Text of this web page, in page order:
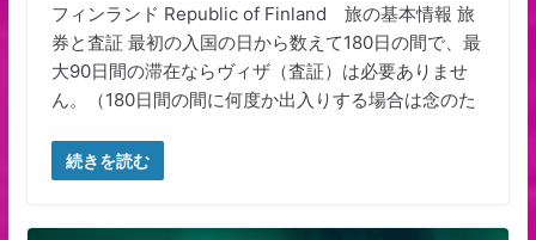
フィンランド Republic of Finland 旅の基本情報 旅
券と査証 最初の入国の日から数えて180日の間で、最
大90日間の滞在ならヴィザ（査証）は必要ありませ
ん。（180日間の間に何度か出入りする場合は念のた
続きを読む